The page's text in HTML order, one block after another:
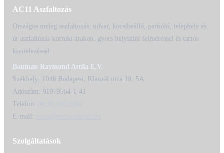
AC11 Aszfaltozás
Országos meleg aszfaltozás: udvar, kocsibeálló, parkoló, telephely és
út aszfaltozás korrekt árakon, gyors helyszíni felméréssel és tartós
kivitelezéssel.
Bauman Raymond Attila E.V.
Székhely: 1046 Budapest, Klauzál utca 18. 5A
Adószám: 91979564-1-41
Telefon:
E-mail:
Szolgáltatások